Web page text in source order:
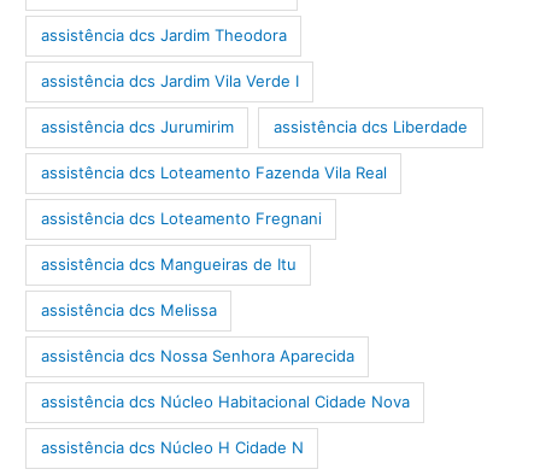
assistência dcs Jardim Theodora
assistência dcs Jardim Vila Verde I
assistência dcs Jurumirim assistência dcs Liberdade
assistência dcs Loteamento Fazenda Vila Real
assistência dcs Loteamento Fregnani
assistência dcs Mangueiras de Itu
assistência dcs Melissa
assistência dcs Nossa Senhora Aparecida
assistência dcs Núcleo Habitacional Cidade Nova
assistência dcs Núcleo H Cidade N